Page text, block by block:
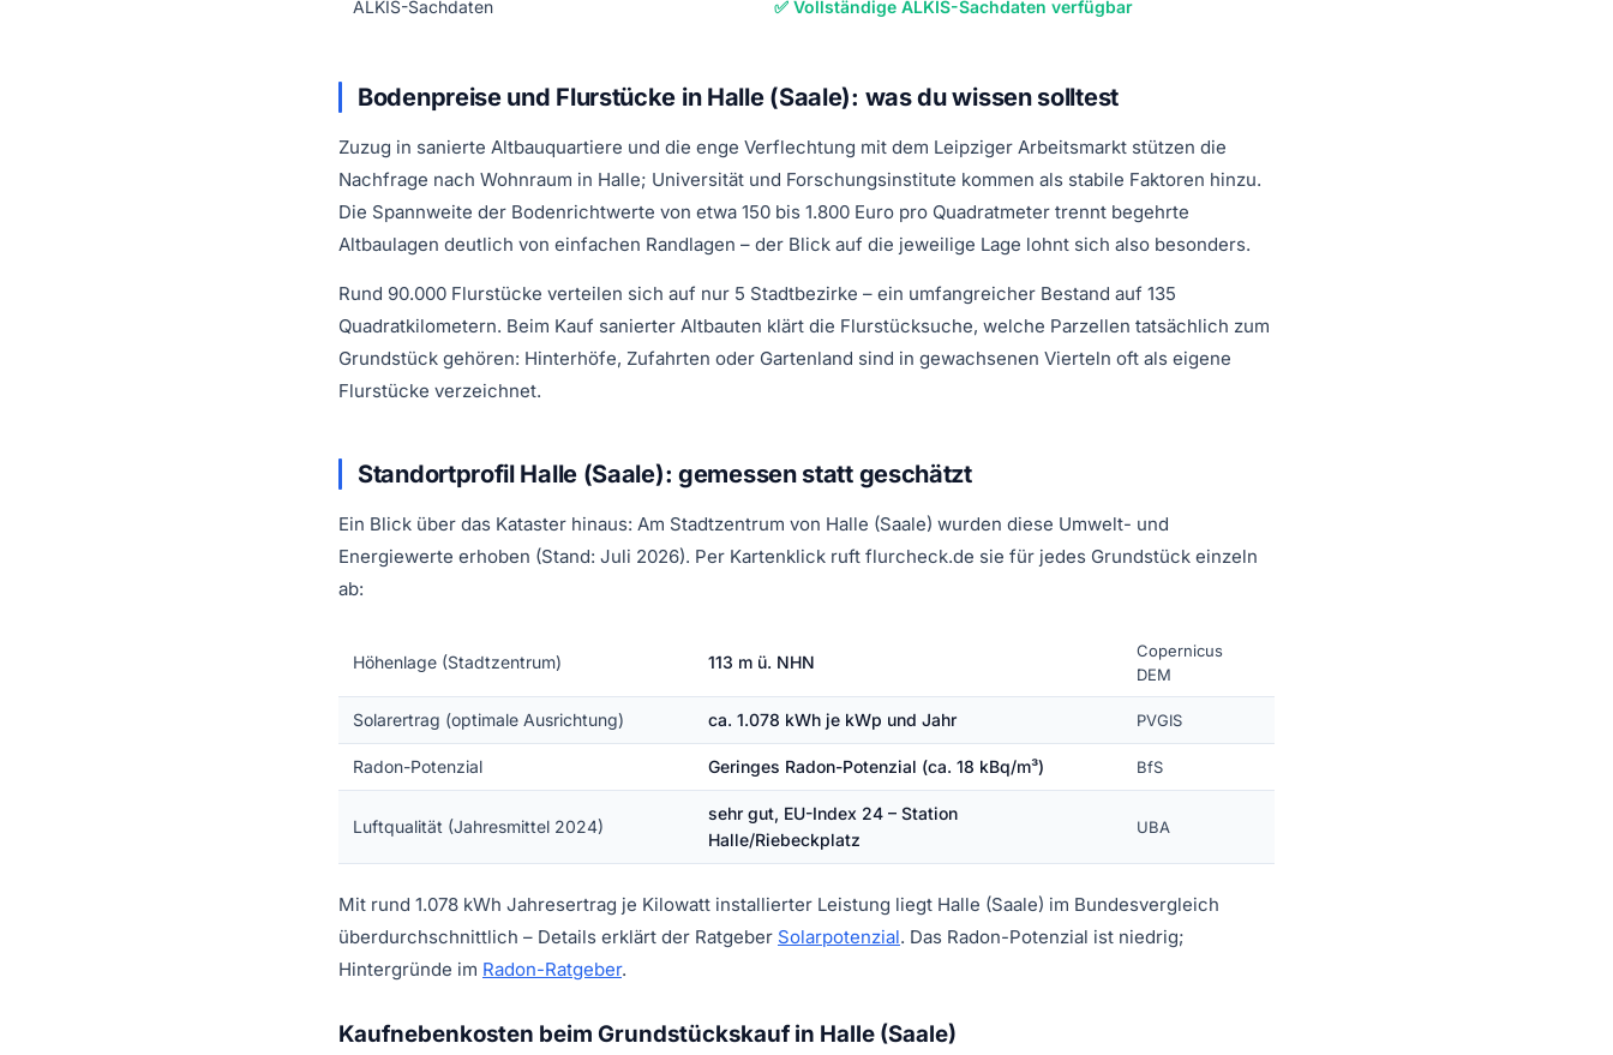
ALKIS-Sachdaten ✅ Vollständige ALKIS-Sachdaten verfügbar
Bodenpreise und Flurstücke in Halle (Saale): was du wissen solltest
Zuzug in sanierte Altbauquartiere und die enge Verflechtung mit dem Leipziger Arbeitsmarkt stützen die
Nachfrage nach Wohnraum in Halle; Universität und Forschungsinstitute kommen als stabile Faktoren hinzu.
Die Spannweite der Bodenrichtwerte von etwa 150 bis 1.800 Euro pro Quadratmeter trennt begehrte
Altbaulagen deutlich von einfachen Randlagen – der Blick auf die jeweilige Lage lohnt sich also besonders.
Rund 90.000 Flurstücke verteilen sich auf nur 5 Stadtbezirke – ein umfangreicher Bestand auf 135
Quadratkilometern. Beim Kauf sanierter Altbauten klärt die Flurstücksuche, welche Parzellen tatsächlich zum
Grundstück gehören: Hinterhöfe, Zufahrten oder Gartenland sind in gewachsenen Vierteln oft als eigene
Flurstücke verzeichnet.
Standortprofil Halle (Saale): gemessen statt geschätzt
Ein Blick über das Kataster hinaus: Am Stadtzentrum von Halle (Saale) wurden diese Umwelt- und
Energiewerte erhoben (Stand: Juli 2026). Per Kartenklick ruft flurcheck.de sie für jedes Grundstück einzeln
ab:
Höhenlage (Stadtzentrum) 113 m ü. NHN
Copernicus
DEM
Solarertrag (optimale Ausrichtung) ca. 1.078 kWh je kWp und Jahr PVGIS
Radon-Potenzial Geringes Radon-Potenzial (ca. 18 kBq/m³) BfS
Luftqualität (Jahresmittel 2024)
sehr gut, EU-Index 24 – Station
Halle/Riebeckplatz
UBA
Mit rund 1.078 kWh Jahresertrag je Kilowatt installierter Leistung liegt Halle (Saale) im Bundesvergleich
überdurchschnittlich – Details erklärt der Ratgeber Solarpotenzial. Das Radon-Potenzial ist niedrig;
Hintergründe im Radon-Ratgeber.
Kaufnebenkosten beim Grundstückskauf in Halle (Saale)